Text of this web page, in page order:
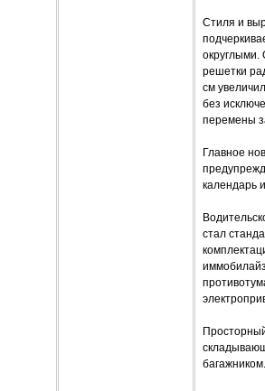
Стиля и
округлыми.
решетки
см
без
перемены
Главное
календарь
стал
багажником.